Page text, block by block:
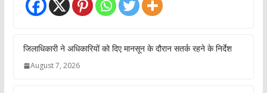
जिलाधिकारी ने अधिकारियों को दिए मानसून के दौरान सतर्क रहने के निर्देश
August 7, 2026